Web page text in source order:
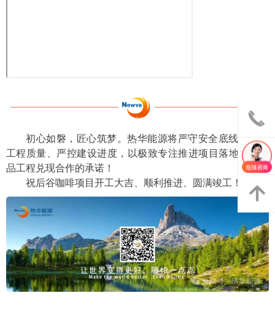
初心如磐，匠心筑梦。热华能源将严守安全底线、严把
工程质量、严控建设进度，以极致专注推进项目落地，用精
品工程兑现合作的承诺！
祝后谷咖啡项目开工大吉、顺利推进、圆满竣工！
끅
낃
녕